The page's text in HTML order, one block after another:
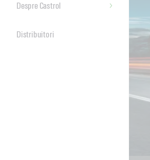
Despre Castrol
Distribuitori